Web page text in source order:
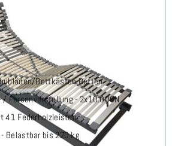
Flach - Lattenrost 80x190 cm
Bettkästen Betten
/ Fersenverstellung - 2x10.000N
41 Federholzleisten
Belastbar bis 220 kg